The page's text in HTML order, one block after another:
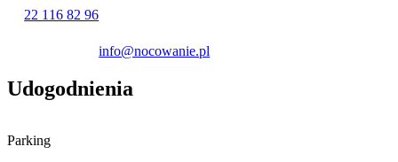
22 116 82 96
info@nocowanie.pl
Udogodnienia
Parking